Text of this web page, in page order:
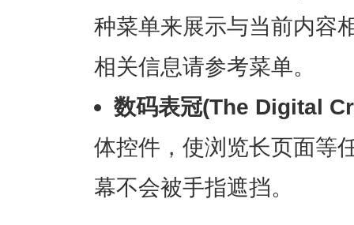
种菜单来展示与当前内容
相关信息请参考菜单。
数码表冠(The Digital
体控件，使浏览长页面等
幕不会被手指遮挡。